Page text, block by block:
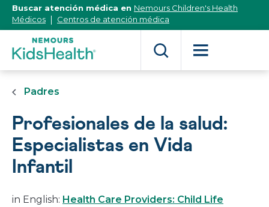
[Skip
Content]
Buscar atención médica en Nemours Children's Health
Médicos
Centros de atención médica
Padres
Profesionales de la salud:
Especialistas en Vida
Infantil
in English: Health Care Providers: Child Life